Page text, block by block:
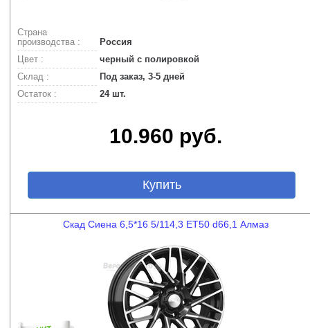
Страна
производства :
Россия
Цвет :
черный с полировкой
Склад :
Под заказ, 3-5 дней
Остаток :
24 шт.
10.960 руб.
Купить
Скад Сиена 6,5*16 5/114,3 ET50 d66,1 Алмаз